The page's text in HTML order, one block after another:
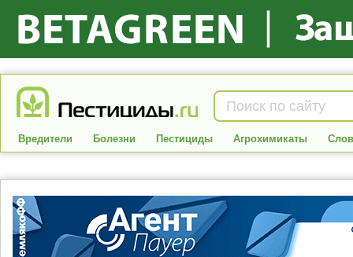
Вредители Болезни Пестициды Агрохимикаты